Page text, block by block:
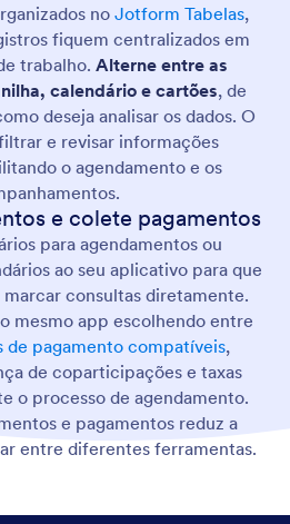
no Jotform Tabelas,
fiquem centralizados em
trabalho. Alterne entre as
calendário e cartões, de
deseja analisar os dados. O
e revisar informações
o agendamento e os
e colete pagamentos
para agendamentos ou
ao seu aplicativo para que
consultas diretamente.
mesmo app escolhendo entre
de pagamento compatíveis,
de coparticipações e taxas
o processo de agendamento.
e pagamentos reduz a
entre diferentes ferramentas.